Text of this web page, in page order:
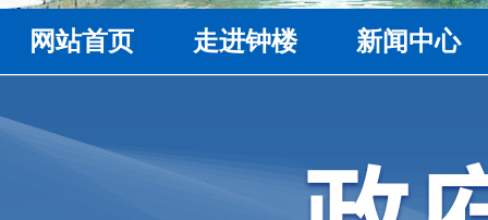
网站首页 走进钟楼 新闻中心